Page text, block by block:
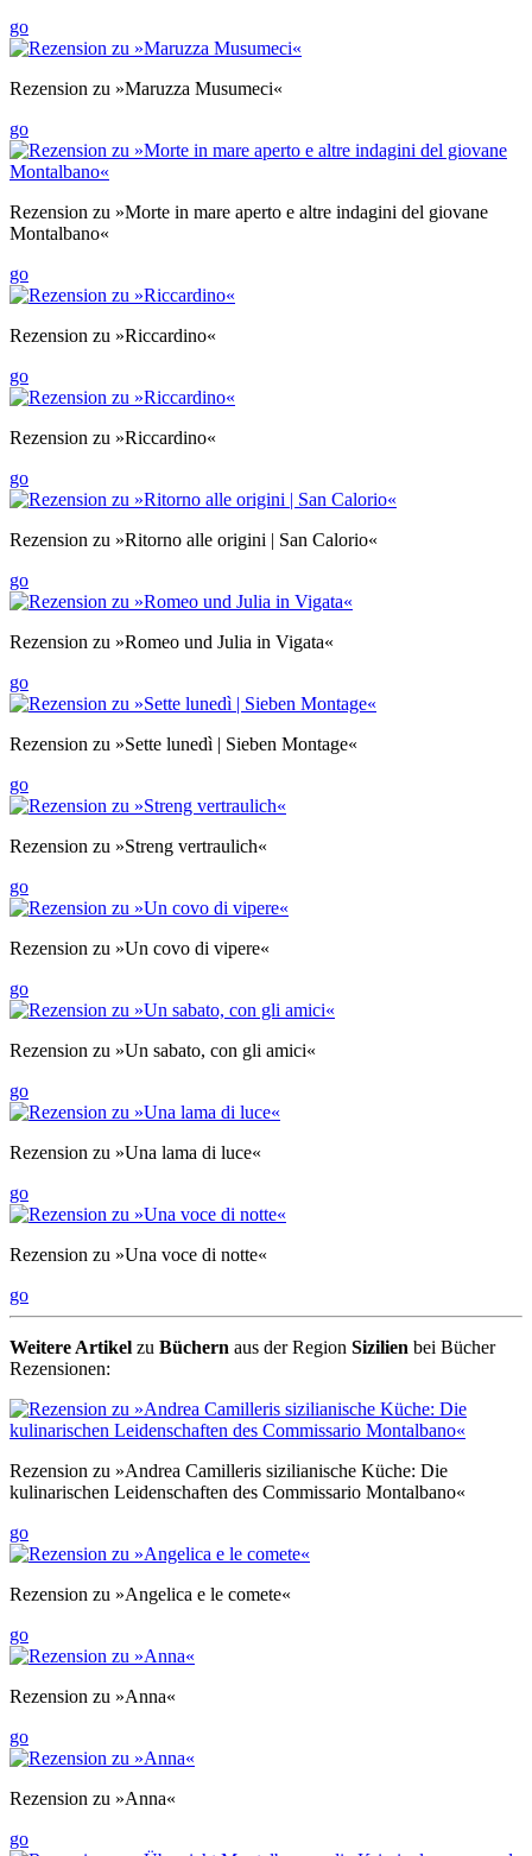
go
Rezension zu »Maruzza Musumeci«
go
Rezension zu »Morte in mare aperto e altre indagini del giovane
Montalbano«
go
Rezension zu »Riccardino«
go
Rezension zu »Riccardino«
go
Rezension zu »Ritorno alle origini | San Calorio«
go
Rezension zu »Romeo und Julia in Vigata«
go
Rezension zu »Sette lunedì | Sieben Montage«
go
Rezension zu »Streng vertraulich«
go
Rezension zu »Un covo di vipere«
go
Rezension zu »Un sabato, con gli amici«
go
Rezension zu »Una lama di luce«
go
Rezension zu »Una voce di notte«
go
Weitere Artikel zu Büchern aus der Region Sizilien bei Bücher
Rezensionen:
Rezension zu »Andrea Camilleris sizilianische Küche: Die
kulinarischen Leidenschaften des Commissario Montalbano«
go
Rezension zu »Angelica e le comete«
go
Rezension zu »Anna«
go
Rezension zu »Anna«
go